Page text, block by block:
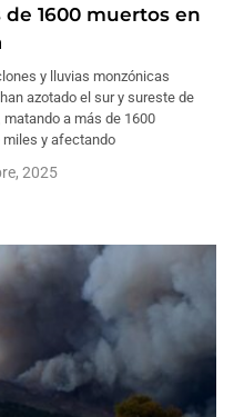
1600 muertos en
y lluvias monzónicas
azotado el sur y sureste de
a más de 1600
miles y afectando
2025